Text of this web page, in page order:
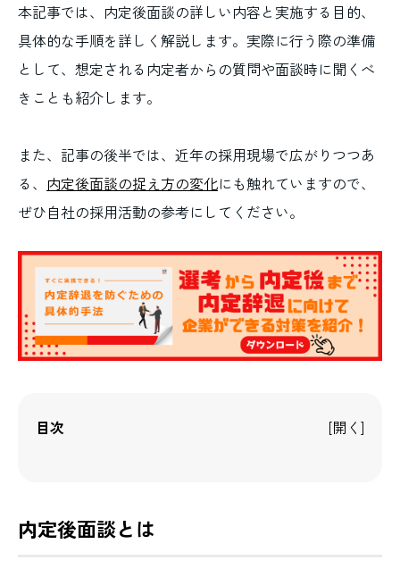
本記事では、内定後面談の詳しい内容と実施する目的、
具体的な手順を詳しく解説します。実際に行う際の準備
として、想定される内定者からの質問や面談時に聞くべ
きことも紹介します。
また、記事の後半では、近年の採用現場で広がりつつあ
る、 内定後面談の捉え方の変化にも触れていますので、
ぜひ自社の採用活動の参考にしてください。
目次
内定後面談とは